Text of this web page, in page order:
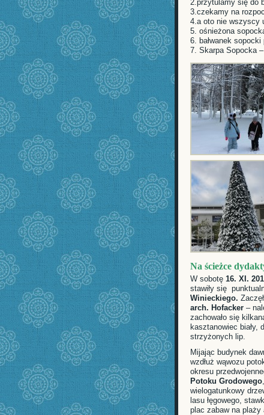
2.przytulamy się do
3.czekamy na
4.a oto nie wszyscy
5. ośnieżona
6. bałwanek
7. Skarpa Sopocka
Na ścieżce
W sobotę 16. XI.
stawiły się
Winieckiego.
arch. Hofacker –
zachowało się
kasztanowiec biały,
strzyżonych lip.
Mijając budynek
wzdłuż wąwozu
okresu
Potoku Grodowego
wielogatunkowy
lasu łęgowego,
plac zabaw na